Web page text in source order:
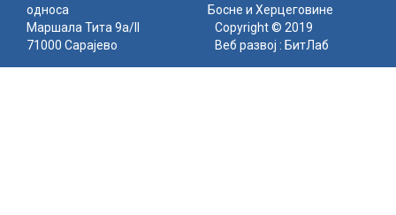
односа
Босне и Херцеговине
Маршала Тита 9а/II
71000 Сарајево
Copyright © 2019
Веб развој : БитЛаб